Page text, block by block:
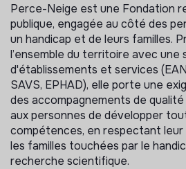
Perce-Neige est une Fondation
publique, engagée au côté des
un handicap et de leurs familles.
l’ensemble du territoire avec une
d'établissements et services
SAVS, EPHAD), elle porte une
des accompagnements de
aux personnes de développer
compétences, en respectant leur
les familles touchées par le
recherche scientifique.